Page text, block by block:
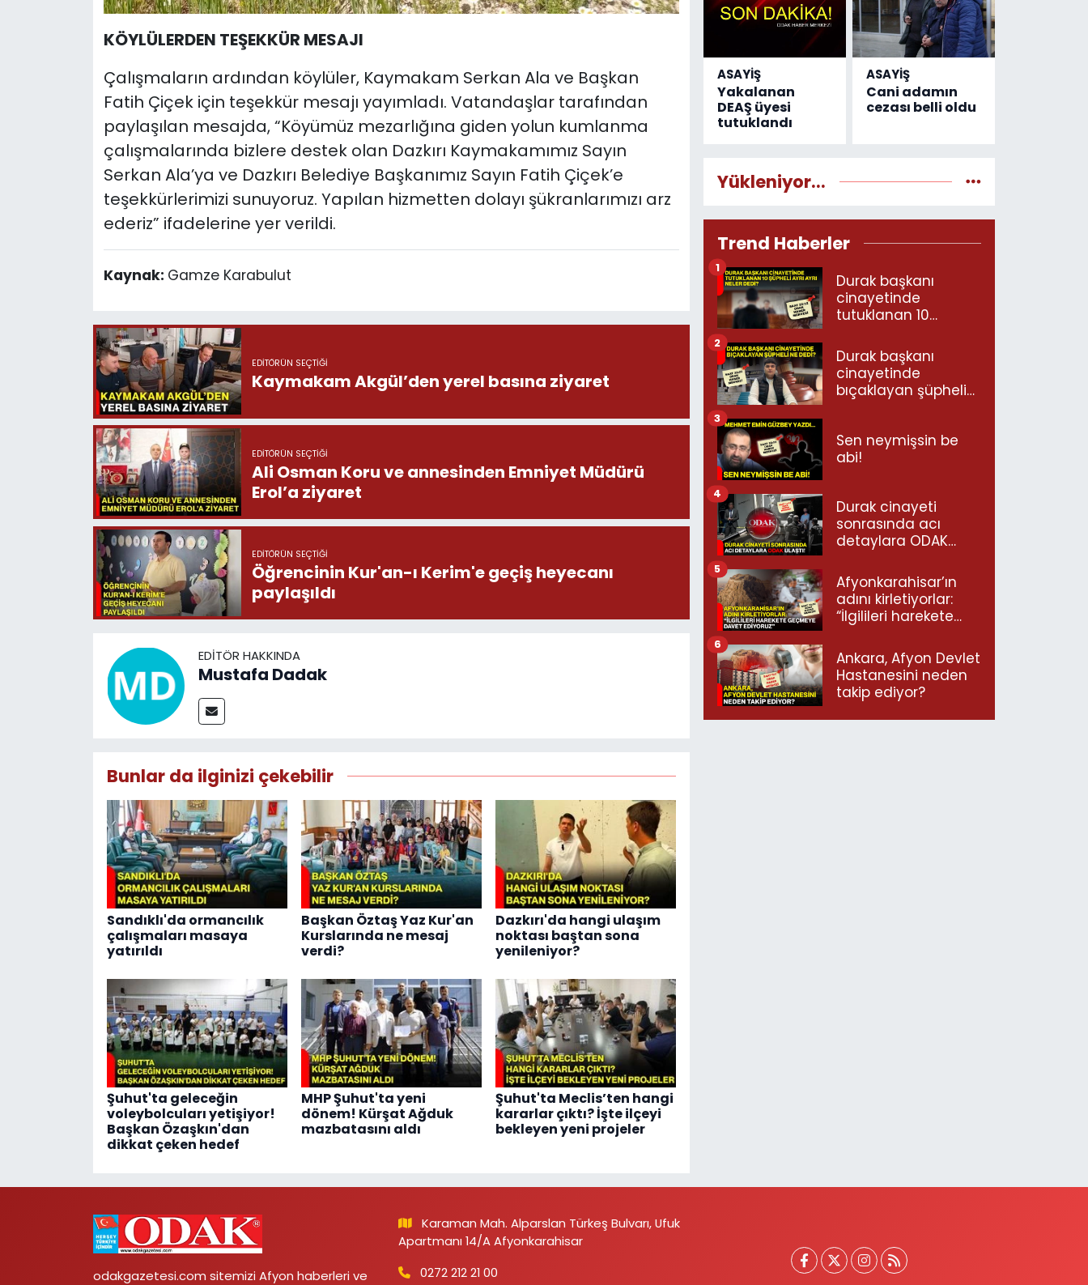
KÖYLÜLERDEN TEŞEKKÜR MESAJI
Çalışmaların ardından köylüler, Kaymakam Serkan Ala ve Başkan
Fatih Çiçek için teşekkür mesajı yayımladı. Vatandaşlar tarafından
paylaşılan mesajda, “Köyümüz mezarlığına giden yolun kumlanma
çalışmalarında bizlere destek olan Dazkırı Kaymakamımız Sayın
Serkan Ala’ya ve Dazkırı Belediye Başkanımız Sayın Fatih Çiçek’e
teşekkürlerimizi sunuyoruz. Yapılan hizmetten dolayı şükranlarımızı arz
ederiz” ifadelerine yer verildi.
Kaynak: Gamze Karabulut
EDITÖRÜN SEÇTIĞI
Kaymakam Akgül’den yerel basına ziyaret
EDITÖRÜN SEÇTIĞI
Ali Osman Koru ve annesinden Emniyet Müdürü
Erol’a ziyaret
EDITÖRÜN SEÇTIĞI
Öğrencinin Kur'an-ı Kerim'e geçiş heyecanı
paylaşıldı
EDITÖR HAKKINDA
Mustafa Dadak
Bunlar da ilginizi çekebilir
Sandıklı'da ormancılık
çalışmaları masaya
yatırıldı
Başkan Öztaş Yaz Kur'an
Kurslarında ne mesaj
verdi?
Dazkırı'da hangi ulaşım
noktası baştan sona
yenileniyor?
Şuhut'ta geleceğin
voleybolcuları yetişiyor!
Başkan Özaşkın'dan
dikkat çeken hedef
MHP Şuhut'ta yeni
dönem! Kürşat Ağduk
mazbatasını aldı
Şuhut'ta Meclis’ten hangi
kararlar çıktı? İşte ilçeyi
bekleyen yeni projeler
ASAYİŞ
Yakalanan
DEAŞ üyesi
tutuklandı
ASAYİŞ
Cani adamın
cezası belli oldu
Yükleniyor...
Trend Haberler
Durak başkanı
cinayetinde
tutuklanan 10
neler dedi?
1
Durak başkanı
cinayetinde
bıçaklayan şüpheli
2
Sen neymişsin be
abi!
3
Durak cinayeti
sonrasında acı
detaylara ODAK
4
Afyonkarahisar’ın
adını kirletiyorlar:
“İlgilileri harekete
ediyoruz”
5
Ankara, Afyon Devlet
Hastanesini neden
takip ediyor?
6
odakgazetesi.com sitemizi Afyon haberleri ve
Karaman Mah. Alparslan Türkeş Bulvarı, Ufuk
Apartmanı 14/A Afyonkarahisar
0272 212 21 00